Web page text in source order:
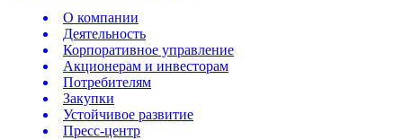
О компании
Деятельность
Корпоративное управление
Акционерам и инвесторам
Потребителям
Закупки
Устойчивое развитие
Пресс-центр